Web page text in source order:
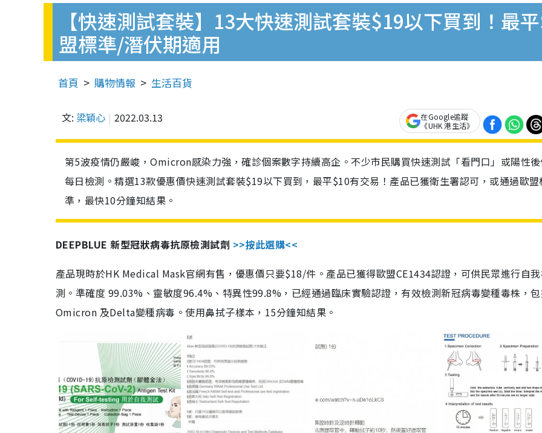
【快速測試套裝】13大快速測試套裝$19以下買到！最
盟標準/潛伏期適用
首頁 購物情報 生活百貨
文: 梁穎心 2022.03.13
在Google追蹤
《UHK 港生活》
第5波疫情仍嚴峻，Omicron感染力強，確診個案數字持續高企。不少市民購買快速測試「看門口」或陽性
每日檢測。精選13款優惠價快速測試套裝$19以下買到，最平$10有交易！產品已獲衛生署認可，或通過歐盟
準，最快10分鐘知結果。
DEEPBLUE 新型冠狀病毒抗原檢測試劑 >>按此選購<<
產品現時於HK Medical Mask官網有售，優惠價只要$18/件。產品已獲得歐盟CE1434認證，可供民眾進行自
測。準確度 99.03%、靈敏度96.4%、特異性99.8%，已經通過臨床實驗認證，有效檢測新冠病毒變種毒株，
Omicron 及Delta變種病毒。使用鼻拭子樣本，15分鐘知結果。